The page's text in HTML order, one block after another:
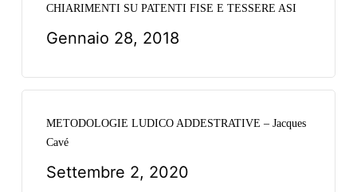
CHIARIMENTI SU PATENTI FISE E TESSERE ASI
Gennaio 28, 2018
METODOLOGIE LUDICO ADDESTRATIVE – Jacques
Cavé
Settembre 2, 2020